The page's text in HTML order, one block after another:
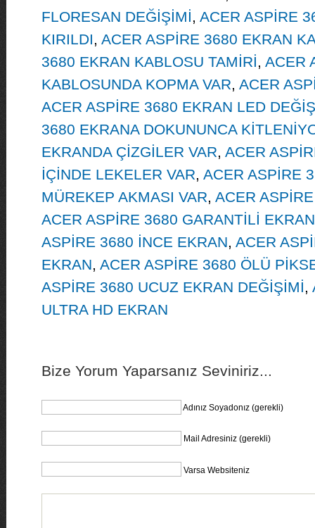
FLORESAN DEĞİŞİMİ, ACER ASPİRE
KIRILDI, ACER ASPİRE 3680 EKRAN
3680 EKRAN KABLOSU TAMİRİ, ACER
KABLOSUNDA KOPMA VAR, ACER
ACER ASPİRE 3680 EKRAN LED
3680 EKRANA DOKUNUNCA
EKRANDA ÇİZGİLER VAR, ACER
İÇİNDE LEKELER VAR, ACER ASPİRE
MÜREKEP AKMASI VAR, ACER
ACER ASPİRE 3680 GARANTİLİ
ASPİRE 3680 İNCE EKRAN, ACER
EKRAN, ACER ASPİRE 3680 ÖLÜ
ASPİRE 3680 UCUZ EKRAN DEĞİŞİMİ,
ULTRA HD EKRAN
Bize Yorum Yaparsanız Seviniriz...
Adınız Soyadonız (gerekli)
Mail Adresiniz (gerekli)
Varsa Websiteniz